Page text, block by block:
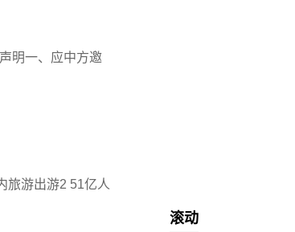
明一、应中方邀
旅游出游2 51亿人
滚动